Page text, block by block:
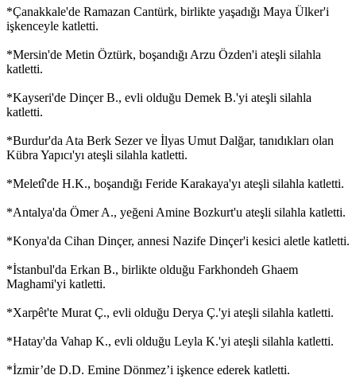
*Çanakkale'de Ramazan Cantürk, birlikte yaşadığı Maya Ülker'i
işkenceyle katletti.
*Mersin'de Metin Öztürk, boşandığı Arzu Özden'i ateşli silahla
katletti.
*Kayseri'de Dinçer B., evli olduğu Demek B.'yi ateşli silahla
katletti.
*Burdur'da Ata Berk Sezer ve İlyas Umut Dalğar, tanıdıkları olan
Kübra Yapıcı'yı ateşli silahla katletti.
*Meletî'de H.K., boşandığı Feride Karakaya'yı ateşli silahla katletti.
*Antalya'da Ömer A., yeğeni Amine Bozkurt'u ateşli silahla katletti.
*Konya'da Cihan Dinçer, annesi Nazife Dinçer'i kesici aletle katletti.
*İstanbul'da Erkan B., birlikte olduğu Farkhondeh Ghaem
Maghami'yi katletti.
*Xarpêt'te Murat Ç., evli olduğu Derya Ç.'yi ateşli silahla katletti.
*Hatay'da Vahap K., evli olduğu Leyla K.'yi ateşli silahla katletti.
*İzmir’de D.D. Emine Dönmez’i işkence ederek katletti.